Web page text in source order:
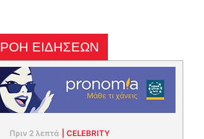
ΡΟΗ ΕΙΔΗΣΕΩΝ
Πριν 2 λεπτά |CELEBRITY